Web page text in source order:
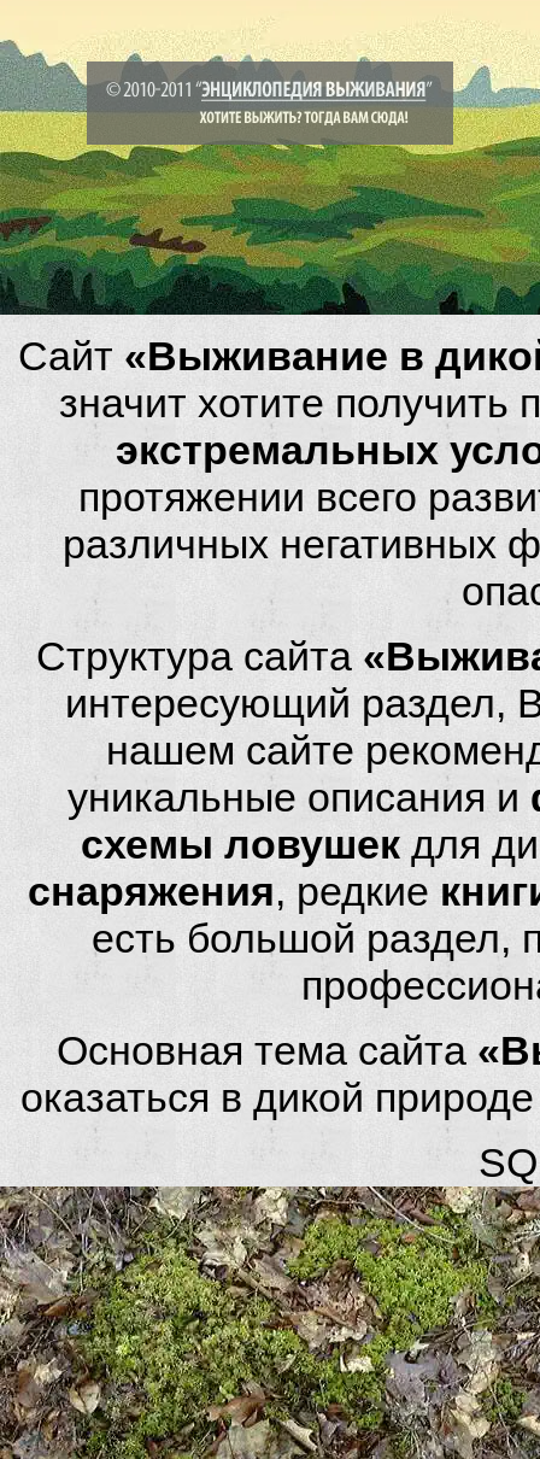
Сайт «Выживание в
значит хотите
экстремальных
протяжении всего
различных негативных
Структура сайта
интересующий раздел,
нашем сайте
уникальные описания и
схемы ловушек для
снаряжения, редкие
есть большой
Основная тема сайта
оказаться в дикой